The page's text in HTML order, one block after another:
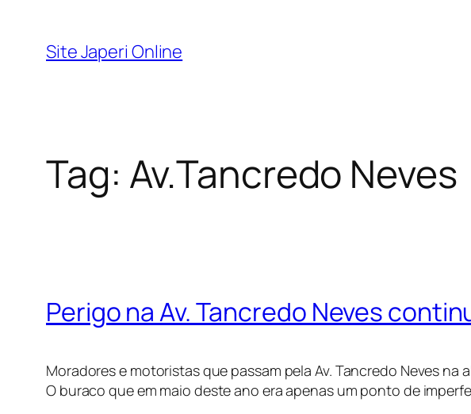
Site Japeri Online
Tag: Av.Tancredo Neves
Perigo na Av. Tancredo Neves
Moradores e motoristas que passam pela Av. Tancredo Neves
O buraco que em maio deste ano era apenas um ponto de